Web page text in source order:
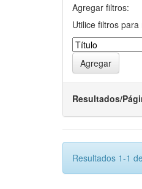
Agregar filtros:
Utilice filtros
Resultados/
Resultados 1-1